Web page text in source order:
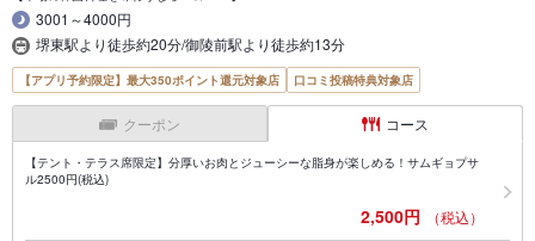
3001～4000円
堺東駅より徒歩約20分/御陵前駅より徒歩約13分
【アプリ予約限定】最大350ポイント還元対象店 口コミ投稿特典対象店
クーポン コース
【テント・テラス席限定】分厚いお肉とジューシーな脂身が楽しめる！サムギョプサ
ル2500円(税込)
2,500円 （税込）